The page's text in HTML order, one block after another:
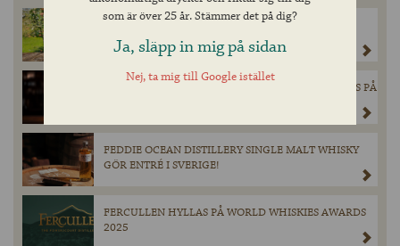
MAGNERS ORIGINAL IRISH CIDER GÖR ETT
TILLFÄLLIGT BESÖK PÅ BURK I SYSTEMBOLAGETS
SORTIMENT DEN 28 MARS.
EXKLUSIV ÖL FRÅN SCHNEIDER WEISSE LANSERAS PÅ
FEDDIE OCEAN DISTILLERY SINGLE MALT WHISKY
GÖR ENTRÉ I SVERIGE!
FERCULLEN HYLLAS PÅ WORLD WHISKIES AWARDS
2025
som är över 25 år. Stämmer det på dig?
Ja, släpp in mig på sidan
Nej, ta mig till Google istället